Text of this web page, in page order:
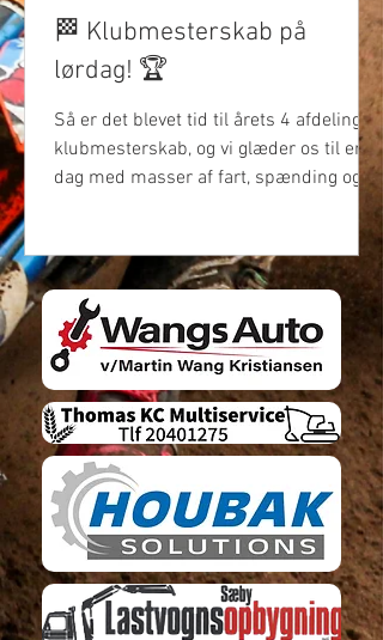
bidrager, så vi sammen kan holde
klubben kørende. 💪 Tak for hjælpen – vi
ses på banen! 🏁
🏁 Klubmesterskab på
lørdag! 🏆
Så er det blevet tid til årets 4 afdeling af
klubmesterskab, og vi glæder os til en
dag med masser af fart, spænding og
går efter pokalen eller bare vil være med
for at hygge dig og få nogle gode
omgange sammen med
klubkammeraterne, så håber vi at se så
mange som muligt. 📅 Lørdag 📍
Ørnedalsbanen ⏰ Mødetid kl. 08.30 Vi
ses på banen! 🏁